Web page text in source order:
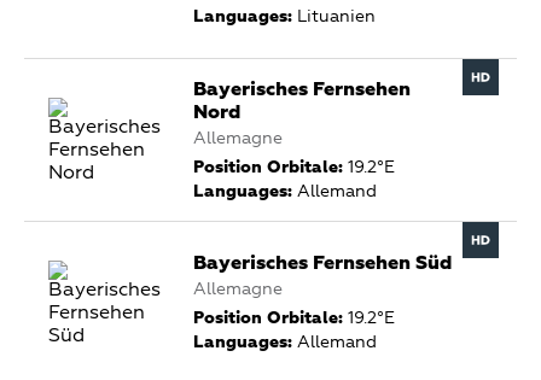
Languages: Lituanien
Bayerisches Fernsehen
Nord
Allemagne
Position Orbitale: 19.2°E
Languages: Allemand
Bayerisches Fernsehen Süd
Allemagne
Position Orbitale: 19.2°E
Languages: Allemand